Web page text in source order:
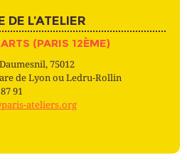
DE L’ATELIER
(PARIS 12ÈME)
75012
de Lyon ou Ledru-Rollin
91
ateliers.org